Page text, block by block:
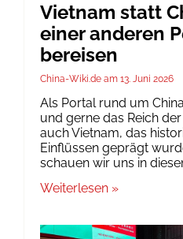
Vietnam statt
einer anderen
bereisen
China-Wiki.de 13. Juni 2026
Als Portal rund um
und gerne das Reich
auch Vietnam, das
Einflüssen geprägt
schauen wir uns in
Weiterlesen »